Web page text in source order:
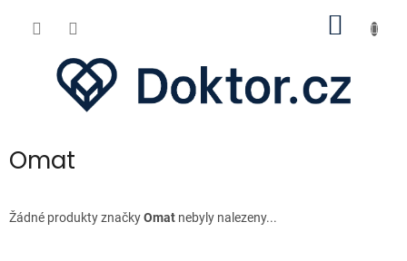
Omat
Žádné produkty značkyOmat nebyly nalezeny...